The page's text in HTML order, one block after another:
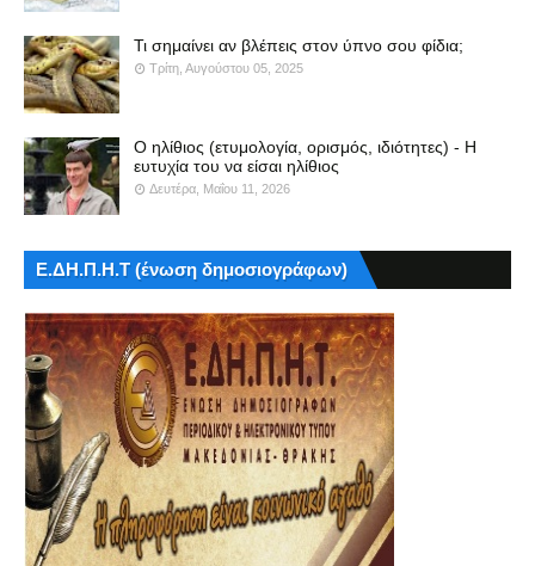
Τι σημαίνει αν βλέπεις στον ύπνο σου φίδια;
Τρίτη, Αυγούστου 05, 2025
Ο ηλίθιος (ετυμολογία, ορισμός, ιδιότητες) - Η
ευτυχία του να είσαι ηλίθιος
Δευτέρα, Μαΐου 11, 2026
Ε.ΔΗ.Π.Η.Τ (ένωση δημοσιογράφων)